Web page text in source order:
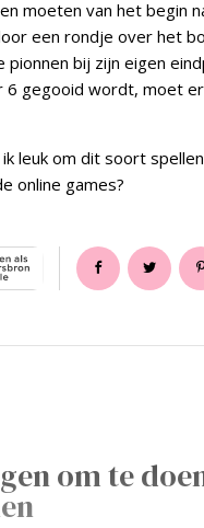
moeten van het begin
een rondje over het
pionnen bij zijn eigen
6 gegooid wordt, moet
leuk om dit soort
online games?
om te